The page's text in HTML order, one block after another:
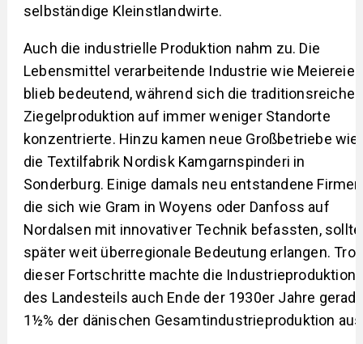
selbständige Kleinstlandwirte.
Auch die industrielle Produktion nahm zu. Die
Lebensmittel verarbeitende Industrie wie Meiereien
blieb bedeutend, während sich die traditionsreichen
Ziegelproduktion auf immer weniger Standorte
konzentrierte. Hinzu kamen neue Großbetriebe wie
die Textilfabrik Nordisk Kamgarnspinderi in
Sonderburg. Einige damals neu entstandene
die sich wie Gram in Woyens oder Danfoss auf
Nordalsen mit innovativer Technik befassten,
später weit überregionale Bedeutung erlangen.
dieser Fortschritte machte die Industrieproduktion
des Landesteils auch Ende der 1930er Jahre
1½% der dänischen Gesamtindustrieproduktion